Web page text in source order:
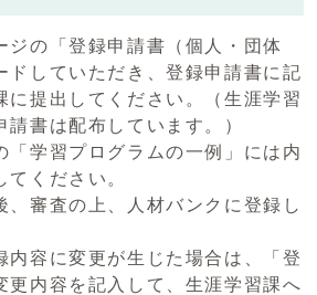
ジの「登録申請書（個人・団体
ドしていただき、登録申請書に記
に提出してください。（生涯学習
書は配布しています。）
「学習プログラムの一例」には内
ください。
、審査の上、人材バンクに登録し
内容に変更が生じた場合は、「登
更内容を記入して、生涯学習課へ